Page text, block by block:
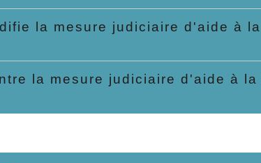
la mesure judiciaire d'aide à
la mesure judiciaire d'aide à